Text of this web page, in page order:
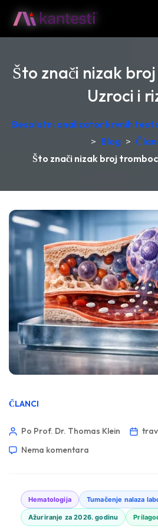
Što znači nizak
Uzroci i
Besplatni analizator krvnih
> Blog >
Što znači nizak broj
ČLANCI
Po Prof. Dr. Thomas Klein
Nema komentara
Hematologija Tumačenje nalaza
Ažuriranje za 2026. godinu